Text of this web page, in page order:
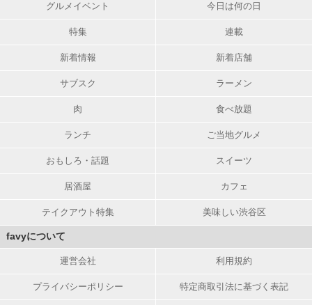
グルメイベント 今日は何の日
特集 連載
新着情報 新着店舗
サブスク ラーメン
肉 食べ放題
ランチ ご当地グルメ
おもしろ・話題 スイーツ
居酒屋 カフェ
テイクアウト特集 美味しい渋谷区
favyについて
運営会社 利用規約
プライバシーポリシー 特定商取引法に基づく表記